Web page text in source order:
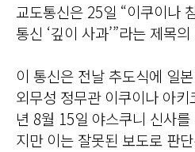
교도통신은 25일 “이쿠이나
통신 ‘깊이 사과’”라는 제목
이 통신은 전날 추도식에 일
외무성 정무관 이쿠이나 아
년 8월 15일 야스쿠니 신사
지만 이는 잘못된 보도로 판